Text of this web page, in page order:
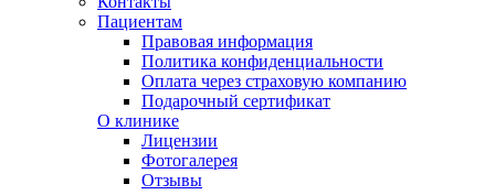
Пациентам
Правовая информация
Политика конфиденциальности
Оплата через страховую компанию
Подарочный сертификат
О клинике
Лицензии
Фотогалерея
Отзывы